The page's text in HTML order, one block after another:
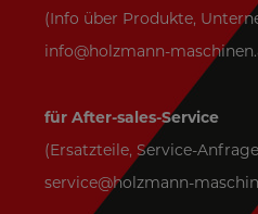
(Info über Produkte,
info@holzmann-
für After-sales-Service
(Ersatzteile, Service-
service@holzmann-